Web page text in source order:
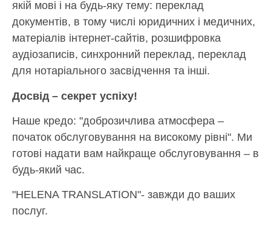
якій мові і на будь-яку тему: переклад
документів, в тому числі юридичних і медичних,
матеріалів інтернет-сайтів, розшифровка
аудіозаписів, синхронний переклад, переклад
для нотаріального засвідчення та інші.
Досвід – секрет успіху!
Наше кредо: "доброзичлива атмосфера –
початок обслуговування на високому рівні". Ми
готові надати вам найкраще обслуговування – в
будь-який час.
"HELENA TRANSLATION"- завжди до ваших
послуг.